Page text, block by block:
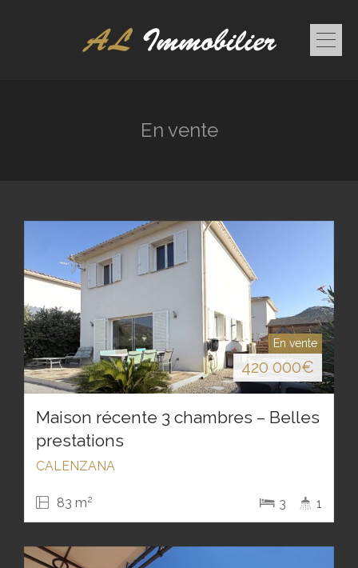
En vente
En vente
420 000€
Maison récente 3 chambres – Belles
prestations
CALENZANA
83 m2 3 1